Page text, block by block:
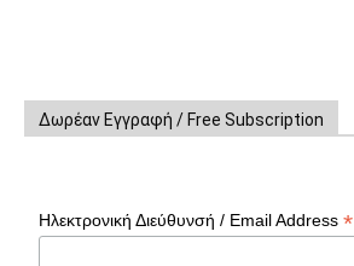
Δωρέαν Εγγραφή / Free Subscription
Ηλεκτρονική Διεύθυνσή / Email Address*